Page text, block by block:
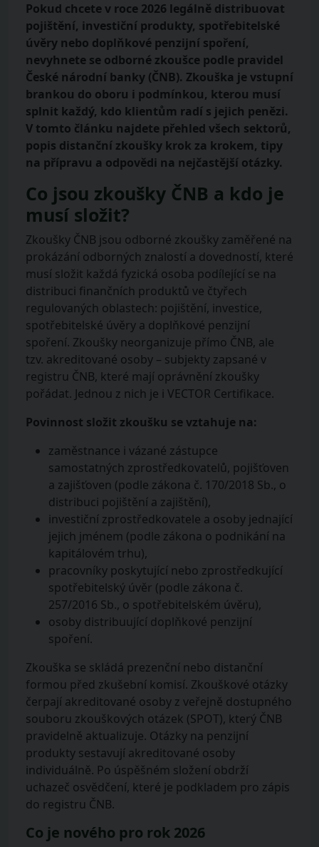
Pokud chcete v roce 2026 legálně distribuovat
pojištění, investiční produkty, spotřebitelské
úvěry nebo doplňkové penzijní spoření,
nevyhnete se odborné zkoušce podle pravidel
České národní banky (ČNB). Zkouška je vstupní
brankou do oboru i podmínkou, kterou musí
splnit každý, kdo klientům radí s jejich penězi.
V tomto článku najdete přehled všech sektorů,
popis distanční zkoušky krok za krokem, tipy
na přípravu a odpovědi na nejčastější otázky.
Co jsou zkoušky ČNB a kdo je
musí složit?
Zkoušky ČNB jsou odborné zkoušky zaměřené na
prokázání odborných znalostí a dovedností, které
musí složit každá fyzická osoba podílející se na
distribuci finančních produktů ve čtyřech
regulovaných oblastech: pojištění, investice,
spotřebitelské úvěry a doplňkové penzijní
spoření. Zkoušky neorganizuje přímo ČNB, ale
tzv. akreditované osoby – subjekty zapsané v
registru ČNB, které mají oprávnění zkoušky
pořádat. Jednou z nich je i VECTOR Certifikace.
Povinnost složit zkoušku se vztahuje na:
zaměstnance i vázané zástupce
samostatných zprostředkovatelů, pojišťoven
a zajišťoven (podle zákona č. 170/2018 Sb., o
distribuci pojištění a zajištění),
investiční zprostředkovatele a osoby jednající
jejich jménem (podle zákona o podnikání na
kapitálovém trhu),
pracovníky poskytující nebo zprostředkující
spotřebitelský úvěr (podle zákona č.
257/2016 Sb., o spotřebitelském úvěru),
osoby distribuující doplňkové penzijní
spoření.
Zkouška se skládá prezenční nebo distanční
formou před zkušební komisí. Zkouškové otázky
čerpají akreditované osoby z veřejně dostupného
souboru zkouškových otázek (SPOT), který ČNB
pravidelně aktualizuje. Otázky na penzijní
produkty sestavují akreditované osoby
individuálně. Po úspěšném složení obdrží
uchazeč osvědčení, které je podkladem pro zápis
do registru ČNB.
Co je nového pro rok 2026